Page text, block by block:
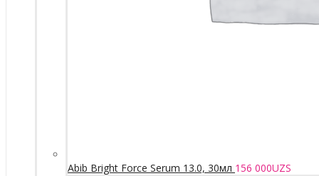
Abib Bright Force Serum 13.0, 30мл 156 000UZS